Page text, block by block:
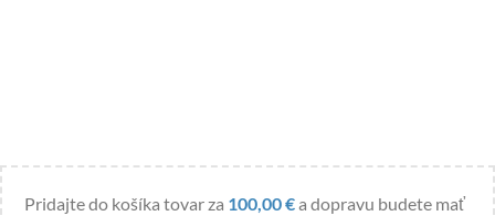
Pridajte do košíka tovar za 100,00€a dopravu budete mať